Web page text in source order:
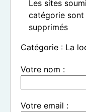
Les sites
catégorie
supprimés
Catégorie : La
Votre nom :
Votre email :